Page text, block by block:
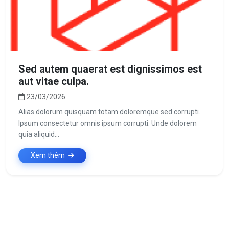
Sed autem quaerat est dignissimos est
aut vitae culpa.
23/03/2026
Alias dolorum quisquam totam doloremque sed corrupti.
Ipsum consectetur omnis ipsum corrupti. Unde dolorem
quia aliquid...
Xem thêm